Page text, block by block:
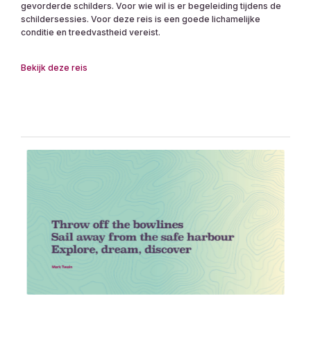
gevorderde schilders. Voor wie wil is er begeleiding tijdens de
schildersessies. Voor deze reis is een goede lichamelijke
conditie en treedvastheid vereist.
Bekijk deze reis